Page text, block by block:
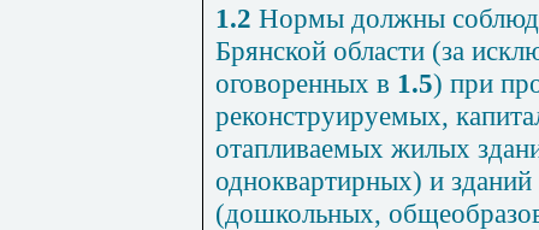
1.2 Нормы должны
Брянской области (за
оговоренных в 1.5) при
реконструируемых,
отапливаемых жилых
одноквартирных) и
(дошкольных,